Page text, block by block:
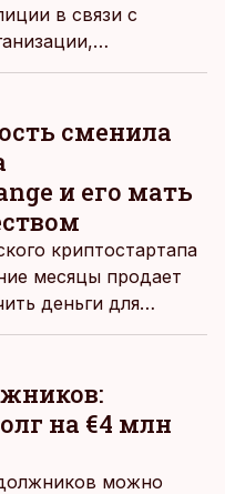
в связи с
доступного
сменила
и его мать
криптостартапа
месяцы продает
деньги для
на €4 млн
можно